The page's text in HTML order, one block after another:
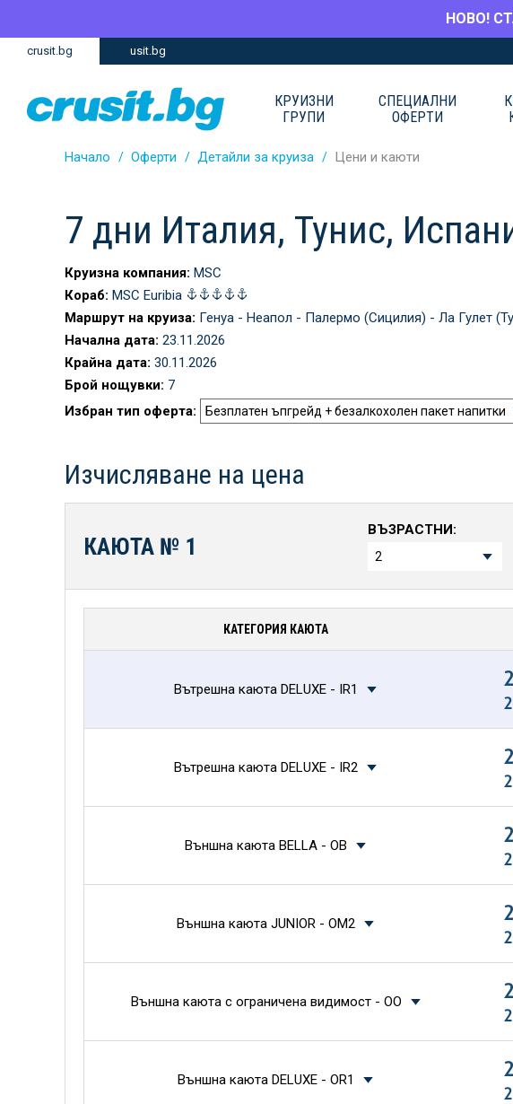
НОВО!
Премини
съдържание
Премини
crusit.bg usit.bg
КРУИЗНИ
ГРУПИ
СПЕЦИАЛНИ
ОФЕРТИ
Начало Оферти Детайли за круиза Цени и каюти
7 дни Италия, Тунис,
Круизна компания: MSC
Кораб: MSC Euribia
Маршрут на круиза: Генуа - Неапол - Палермо (Сицилия) - Ла Гулет
Начална дата: 23.11.2026
Крайна дата: 30.11.2026
Брой нощувки: 7
Избран тип оферта:
Изчисляване на цена
КАЮТА № 1
ВЪЗРАСТНИ:
КАТЕГОРИЯ КАЮТА
Вътрешна каюта DELUXE - IR1 2
2
Вътрешна каюта DELUXE - IR2 2
2
Външна каюта BELLA - OB 2
2
Външна каюта JUNIOR - OM2 2
2
Външна каюта с ограничена видимост - OO 2
2
Външна каюта DELUXE - OR1 2
2